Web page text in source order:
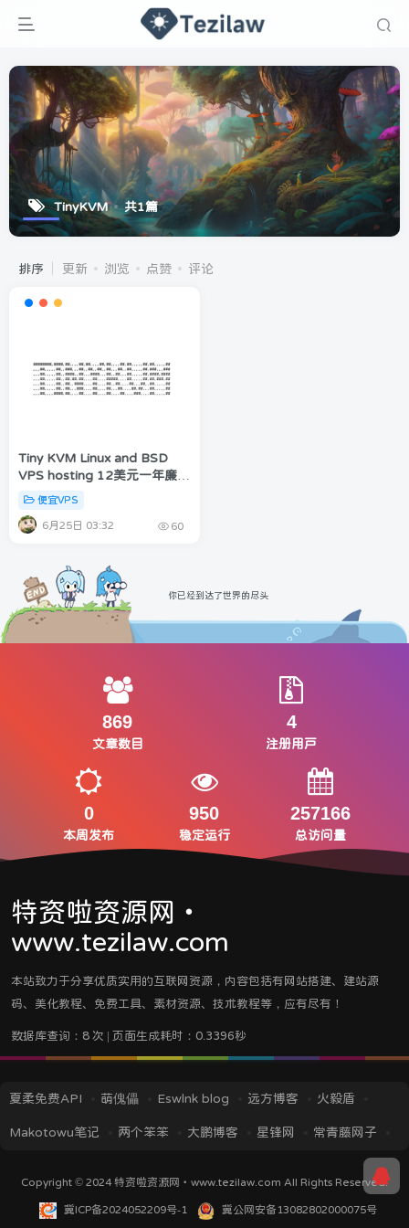
TinyKVM 共1篇
排序 更新 浏览 点赞 评论
Tiny KVM Linux and BSD
VPS hosting 12美元一年廉价
VPS
便宜VPS
6月25日 03:32 60
你已经到达了世界的尽头
869
文章数目
4
注册用户
0
本周发布
950
稳定运行
257166
总访问量
特资啦资源网・
www.tezilaw.com
本站致力于分享优质实用的互联网资源，内容包括有网站搭建、建站源
码、美化教程、免费工具、素材资源、技术教程等，应有尽有！
数据库查询：8 次 | 页面生成耗时：0.3396秒
夏柔免费API 萌傀儡 Eswlnk blog 远方博客 火毅盾
Makotowu笔记 两个笨笨 大鹏博客 星锋网 常青藤网子
TITAIKE
黎洛云科技
Copyright © 2024特资啦资源网・www.tezilaw.com All Rights Reserved.
冀ICP备2024052209号-1 冀公网安备13082802000075号